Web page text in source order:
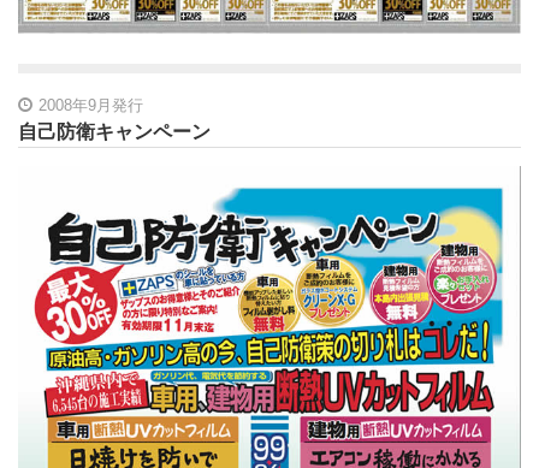
2008年9月発行
自己防衛キャンペーン